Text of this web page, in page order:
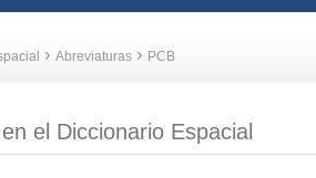
Abreviaturas PCB